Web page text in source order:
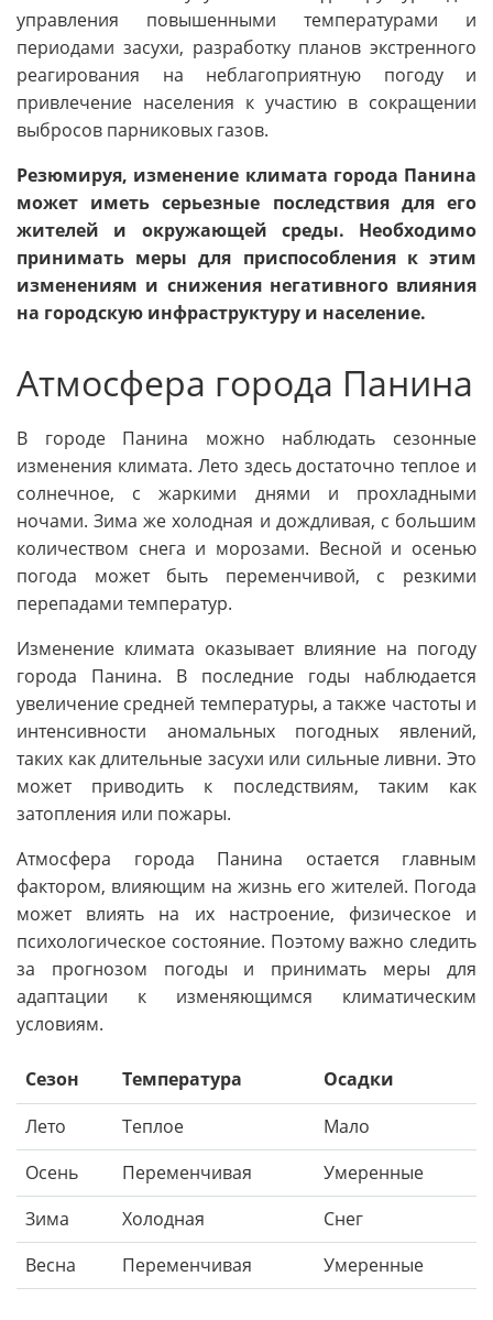
управления повышенными температурами и
периодами засухи, разработку планов экстренного
реагирования на неблагоприятную погоду и
привлечение населения к участию в сокращении
выбросов парниковых газов.
Резюмируя, изменение климата города Панина
может иметь серьезные последствия для его
жителей и окружающей среды. Необходимо
принимать меры для приспособления к этим
изменениям и снижения негативного влияния
на городскую инфраструктуру и население.
Атмосфера города Панина
В городе Панина можно наблюдать сезонные
изменения климата. Лето здесь достаточно теплое и
солнечное, с жаркими днями и прохладными
ночами. Зима же холодная и дождливая, с большим
количеством снега и морозами. Весной и осенью
погода может быть переменчивой, с резкими
перепадами температур.
Изменение климата оказывает влияние на погоду
города Панина. В последние годы наблюдается
увеличение средней температуры, а также частоты и
интенсивности аномальных погодных явлений,
таких как длительные засухи или сильные ливни. Это
может приводить к последствиям, таким как
затопления или пожары.
Атмосфера города Панина остается главным
фактором, влияющим на жизнь его жителей. Погода
может влиять на их настроение, физическое и
психологическое состояние. Поэтому важно следить
за прогнозом погоды и принимать меры для
адаптации к изменяющимся климатическим
условиям.
Сезон Температура
Осадки
Лето
Теплое
Мало
Осень
Переменчивая
Умеренные
Зима
Холодная
Снег
Весна
Переменчивая Умеренные